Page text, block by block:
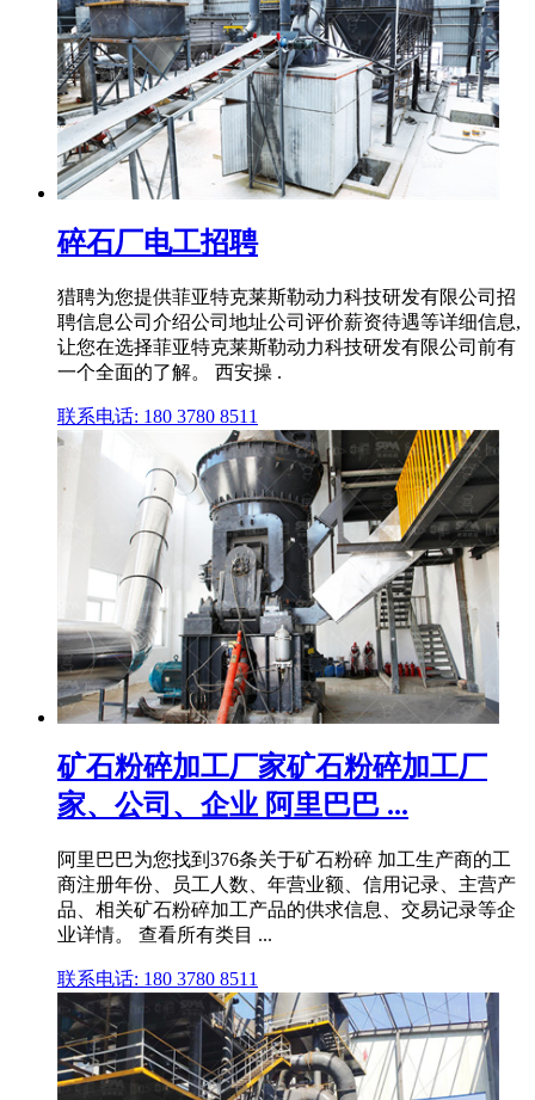
碎石厂电工招聘
猎聘为您提供菲亚特克莱斯勒动力科技研发有限公司招
聘信息公司介绍公司地址公司评价薪资待遇等详细信息,
让您在选择菲亚特克莱斯勒动力科技研发有限公司前有
一个全面的了解。 西安操 .
联系电话: 180 3780 8511
矿石粉碎加工厂家矿石粉碎加工厂
家、公司、企业 阿里巴巴 ...
阿里巴巴为您找到376条关于矿石粉碎 加工生产商的工
商注册年份、员工人数、年营业额、信用记录、主营产
品、相关矿石粉碎加工产品的供求信息、交易记录等企
业详情。 查看所有类目 ...
联系电话: 180 3780 8511